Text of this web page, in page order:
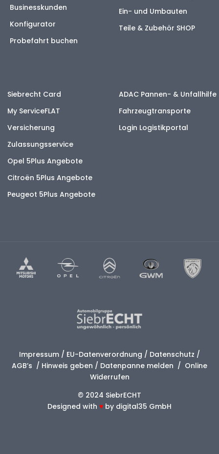
Businesskunden
Konfigurator
Probefahrt buchen
Ein- und Umbauten
Teile & Zubehör SHOP
Siebrecht Card
My ServiceFLAT
Versicherung
Zulassungsservice
Opel 5Plus Angebote
Citroën 5Plus Angebote
Peugeot 5Plus Angebote
ADAC Pannen- & Unfallhilfe
Fahrzeugtransporte
Login Logistikportal
Impressum / EU-Datenverordnung / Datenschutz /
AGB’s / Hinweis geben / Datenpanne melden / Online
Widerrufen
© 2024 SiebrECHT
Designed with ♥ by digital35 GmbH